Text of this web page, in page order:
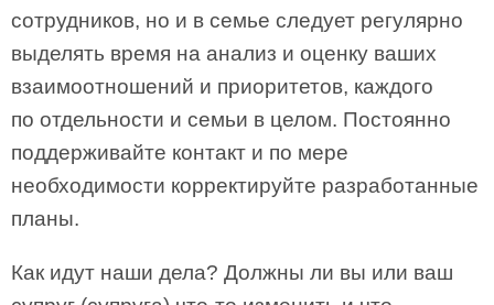
сотрудников, но и в семье следует регулярно
выделять время на анализ и оценку ваших
взаимоотношений и приоритетов, каждого
по отдельности и семьи в целом. Постоянно
поддерживайте контакт и по мере
необходимости корректируйте разработанные
планы.
Как идут наши дела? Должны ли вы или ваш